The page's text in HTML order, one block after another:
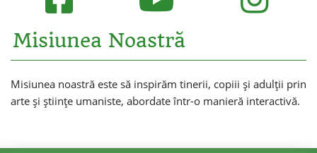
Misiunea Noastră
Misiunea noastră este să inspirăm tinerii, copiii și adulții prin
arte și științe umaniste, abordate într-o manieră interactivă.